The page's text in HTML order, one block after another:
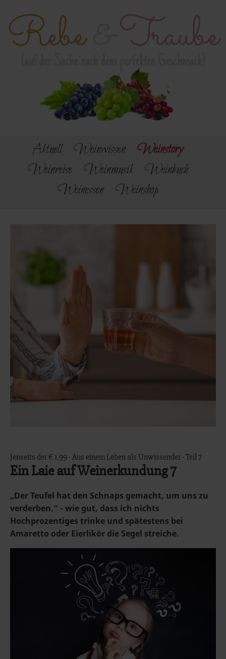
Aktuell Weinwissen
Weinstory
Weinreise
Weinmusik
Weinbuch
Weinessen
Weinshop
Jenseits der € 1,99 - Aus einem Leben als Unwissender - Teil 7
Ein Laie auf Weinerkundung 7
„Der Teufel hat den Schnaps gemacht, um uns zu
verderben.“ - wie gut, dass ich nichts
Hochprozentiges trinke und spätestens bei
Amaretto oder Eierlikör die Segel streiche.